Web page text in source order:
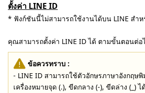
ตั้งค่า LINE ID
* ฟังก์ชันนี้ไม่สามารถใช้งานได้บน LINE สำห
คุณสามารถตั้งค่า LINE ID ได้ ตามขั้นตอนต่อ
ข้อควรทราบ :
- LINE ID สามารถใช้ตัวอักษรภาษาอังกฤษพิ
เครื่องหมายจุด (.), ขีดกลาง (-), ขีดล่าง (_) ไ